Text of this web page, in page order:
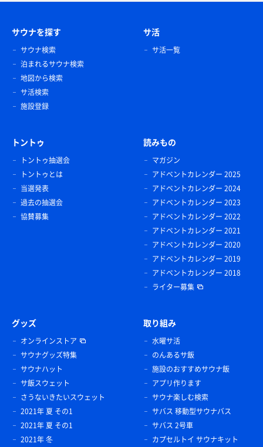
サウナを探す
サウナ検索
泊まれるサウナ検索
地図から検索
サ活検索
施設登録
サ活
サ活一覧
トントゥ
トントゥ抽選会
トントゥとは
当選発表
過去の抽選会
協賛募集
読みもの
マガジン
アドベントカレンダー 2025
アドベントカレンダー 2024
アドベントカレンダー 2023
アドベントカレンダー 2022
アドベントカレンダー 2021
アドベントカレンダー 2020
アドベントカレンダー 2019
アドベントカレンダー 2018
ライター募集
グッズ
オンラインストア
サウナグッズ特集
サウナハット
サ飯スウェット
さうないきたいスウェット
2021年 夏 その1
2021年 夏 その1
2021年 冬
取り組み
水曜サ活
のんあるサ飯
施設のおすすめサウナ飯
アプリ作ります
サウナ楽しむ検索
サバス 移動型サウナバス
サバス 2号車
カプセルトイ サウナキット